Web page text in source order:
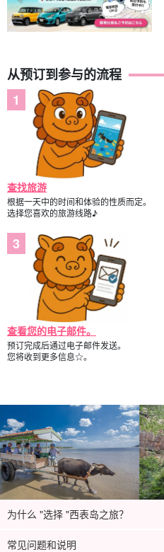
从预订到参与的流程
查找旅游
根据一天中的时间和体验的性质而定。
选择您喜欢的旅游线路♪
查看您的电子邮件。
预订完成后通过电子邮件发送。
您将收到更多信息☆。
为什么 "选择 "西表岛之旅？
常见问题和说明